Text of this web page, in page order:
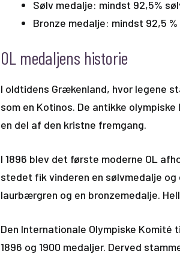
Sølv medalje: mindst 92,5%
Bronze medalje: mindst 92,5 %
OL medaljens historie
I oldtidens Grækenland, hvor legene
som en Kotinos. De antikke
en del af den kristne fremgang.
I 1896 blev det første moderne OL
stedet fik vinderen en sølvmedalje og
laurbærgren og en bronzemedalje.
Den Internationale Olympiske
1896 og 1900 medaljer. Derved